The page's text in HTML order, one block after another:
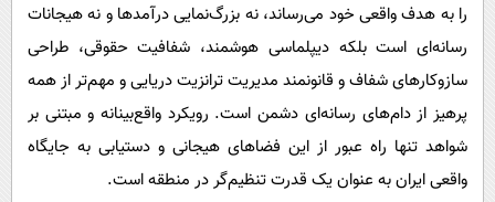
را به هدف واقعی خود می‌رساند، نه بزرگ‌نمایی درآمدها و نه هیجانات
رسانه‌ای است بلکه دیپلماسی هوشمند، شفافیت حقوقی، طراحی
سازوکارهای شفاف و قانونمند مدیریت ترانزیت دریایی و مهم‌تر از همه
پرهیز از دام‌های رسانه‌ای دشمن است. رویکرد واقع‌بینانه و مبتنی بر
شواهد تنها راه عبور از این فضاهای هیجانی و دستیابی به جایگاه
واقعی ایران به عنوان یک قدرت تنظیم‌گر در منطقه است.